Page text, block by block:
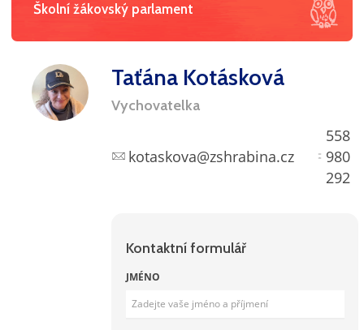
Školní žákovský parlament
Taťána Kotásková
Vychovatelka
kotaskova@zshrabina.cz
558
980
292
Kontaktní formulář
JMÉNO